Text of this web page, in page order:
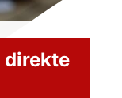
direkte